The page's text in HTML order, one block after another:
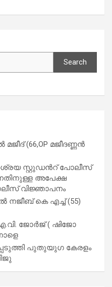
Search
(66,OP മജീദണ്ണൻ
സ്റ്റുഡന്‍റ് പോലീസ്
അപേക്ഷ
വിജ്ഞാപനം
നജീബ് കെ എച്ച് (55)
ജോ​ർ​ജ് ( ഷിജോ
പുതുയുഗ കേരളം